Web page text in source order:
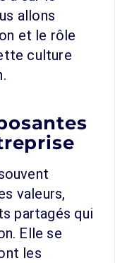
allons
et le rôle
culture
valeurs,
partagés qui
Elle se
les